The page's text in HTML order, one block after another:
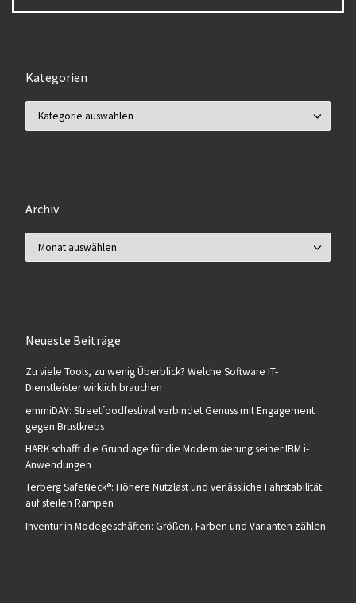
Kategorien
Archiv
Neueste Beiträge
Zu viele Tools, zu wenig Überblick? Welche Software IT-
Dienstleister wirklich brauchen
emmiDAY: Streetfoodfestival verbindet Genuss mit Engagement
gegen Brustkrebs
HARK schafft die Grundlage für die Modernisierung seiner IBM i-
Anwendungen
Terberg SafeNeck®: Höhere Nutzlast und verlässliche Fahrstabilität
auf steilen Rampen
Inventur in Modegeschäften: Größen, Farben und Varianten zählen